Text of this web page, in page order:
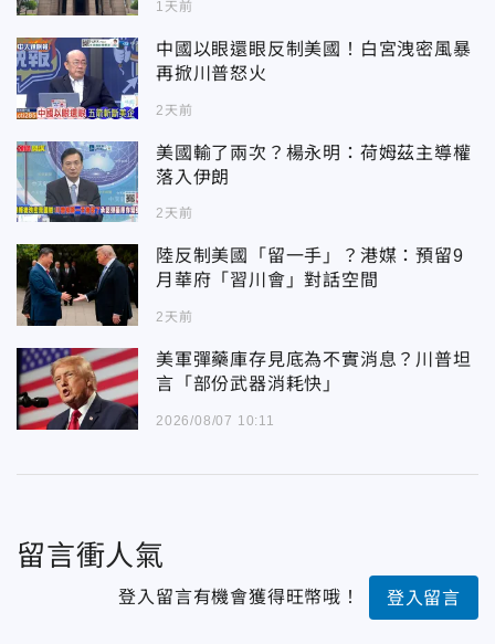
1天前
中國以眼還眼反制美國！白宮洩密風暴
再掀川普怒火
2天前
美國輸了兩次？楊永明：荷姆茲主導權
落入伊朗
2天前
陸反制美國「留一手」？港媒：預留9
月華府「習川會」對話空間
2天前
美軍彈藥庫存見底為不實消息？川普坦
言「部份武器消耗快」
2026/08/07 10:11
留言衝人氣
登入留言有機會獲得旺幣哦！ 登入留言